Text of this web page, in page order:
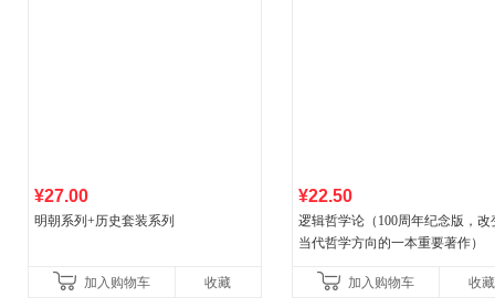
¥27.00
明朝系列+历史套装系列
加入购物车 收藏
¥22.50
逻辑哲学论（100周年纪念版，改
当代哲学方向的一本重要著作）
加入购物车 收藏